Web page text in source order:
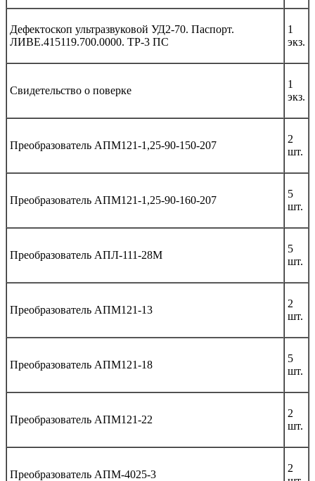
Дефектоскоп ультразвуковой УД2-70. Паспорт.
ЛИВЕ.415119.700.0000. ТР-3 ПС
1
экз.
Свидетельство о поверке
1
экз.
Преобразователь АПМ121-1,25-90-150-207
2
шт.
Преобразователь АПМ121-1,25-90-160-207
5
шт.
Преобразователь АПЛ-111-28М
5
шт.
Преобразователь АПМ121-13
2
шт.
Преобразователь АПМ121-18
5
шт.
Преобразователь АПМ121-22
2
шт.
Преобразователь АПМ-4025-3
2